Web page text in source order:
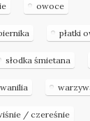
owoce
płatki
słodka śmietana
wanilia
/ czereśnie